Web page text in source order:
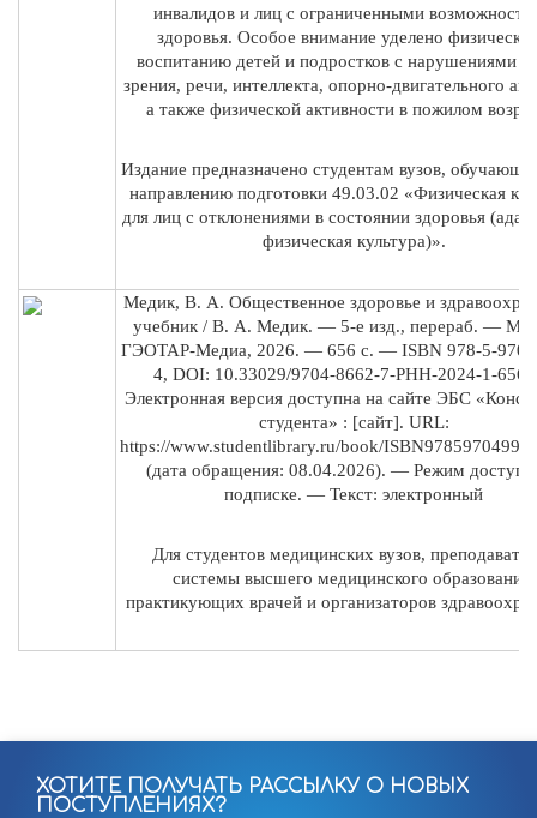
инвалидов и лиц с ограниченными
здоровья. Особое внимание уделено
воспитанию детей и подростков с нарушениями
зрения, речи, интеллекта, опорно-двигательного
а также физической активности в пожилом
Издание предназначено студентам вузов,
направлению подготовки 49.03.02 «Физическая
для лиц с отклонениями в состоянии здоровья
физическая культура)».
Медик, В. А. Общественное здоровье и
учебник / В. А. Медик. — 5-е изд., перераб. —
ГЭОТАР-Медиа, 2026. — 656 с. — ISBN 978-5-
4, DOI: 10.33029/9704-8662-7-PHH-2024-1-
Электронная версия доступна на сайте ЭБС
студента» : [сайт]. URL:
https://www.studentlibrary.ru/book/
(дата обращения: 08.04.2026). — Режим
подписке. — Текст: электронный
Для студентов медицинских вузов,
системы высшего медицинского образования,
практикующих врачей и организаторов
ХОТИТЕ ПОЛУЧАТЬ РАССЫЛКУ О НОВЫХ
ПОСТУПЛЕНИЯХ?